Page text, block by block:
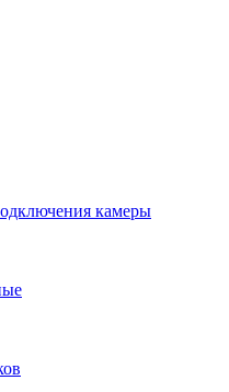
камеры